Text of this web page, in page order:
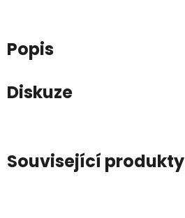
Popis
Diskuze
Související produkty